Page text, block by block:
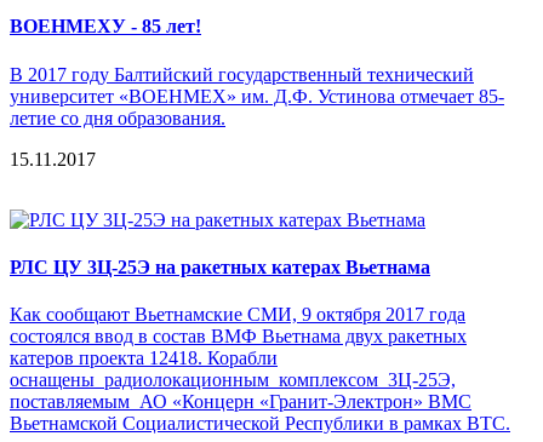
ВОЕНМЕХУ - 85 лет!
В 2017 году Балтийский государственный технический
университет «ВОЕНМЕХ» им. Д.Ф. Устинова отмечает 85-
летие со дня образования.
15.11.2017
РЛС ЦУ 3Ц-25Э на ракетных катерах Вьетнама
Как сообщают Вьетнамские СМИ, 9 октября 2017 года
состоялся ввод в состав ВМФ Вьетнама двух ракетных
катеров проекта 12418. Корабли
оснащены радиолокационным комплексом 3Ц-25Э,
поставляемым АО «Концерн «Гранит-Электрон» ВМС
Вьетнамской Социалистической Республики в рамках ВТС.